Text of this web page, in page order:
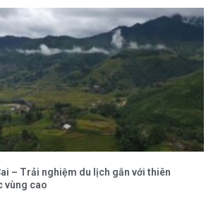
– Trải nghiệm du lịch gắn với thiên
vùng cao